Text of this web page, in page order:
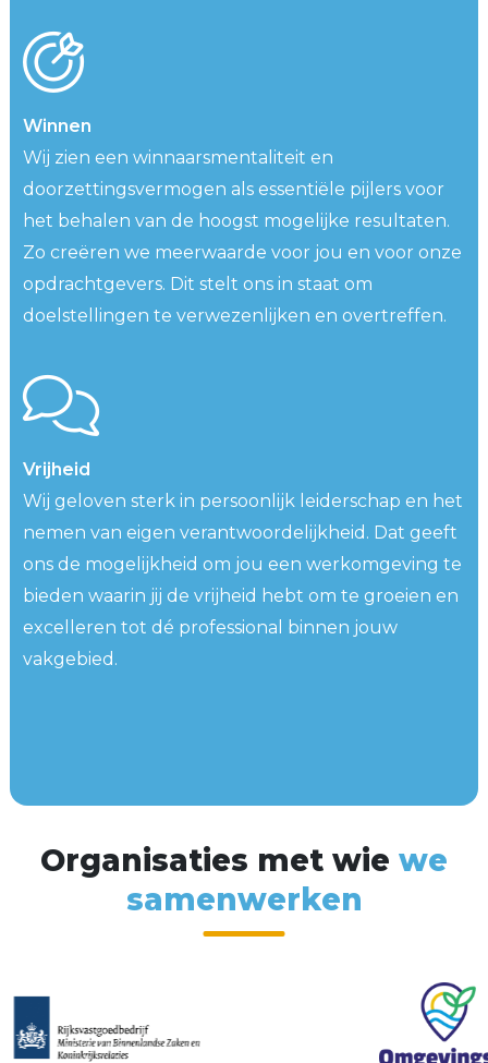
Winnen
Wij zien een winnaarsmentaliteit en
doorzettingsvermogen als essentiële pijlers voor
het behalen van de hoogst mogelijke resultaten.
Zo creëren we meerwaarde voor jou en voor onze
opdrachtgevers. Dit stelt ons in staat om
doelstellingen te verwezenlijken en overtreffen.
Vrijheid
Wij geloven sterk in persoonlijk leiderschap en het
nemen van eigen verantwoordelijkheid. Dat geeft
ons de mogelijkheid om jou een werkomgeving te
bieden waarin jij de vrijheid hebt om te groeien en
excelleren tot dé professional binnen jouw
vakgebied.
Organisaties met wie we
samenwer ken